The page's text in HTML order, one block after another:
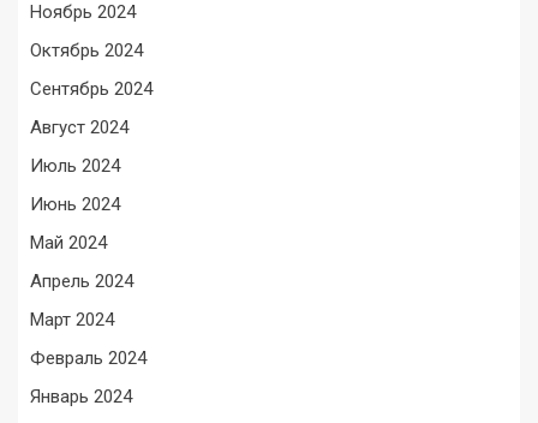
Ноябрь 2024
Октябрь 2024
Сентябрь 2024
Август 2024
Июль 2024
Июнь 2024
Май 2024
Апрель 2024
Март 2024
Февраль 2024
Январь 2024